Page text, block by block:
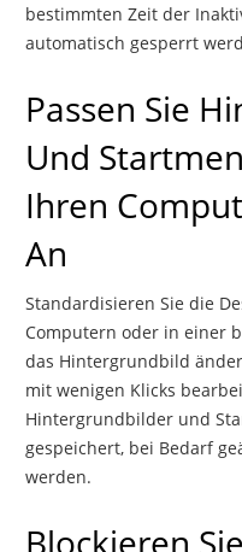
bestimmten Zeit der
automatisch gesperrt
Passen Sie
Und
Ihren
An
Standardisieren Sie die
Computern oder in einer
das Hintergrundbild
mit wenigen Klicks
Hintergrundbilder und
gespeichert, bei Bedarf
werden.
Blockieren